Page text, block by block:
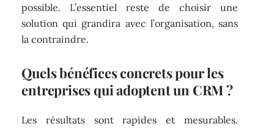
possible. L’essentiel reste de choisir une
solution qui grandira avec l’organisation, sans
la contraindre.
Quels bénéfices concrets pour les
entreprises qui adoptent un CRM ?
Les résultats sont rapides et mesurables.